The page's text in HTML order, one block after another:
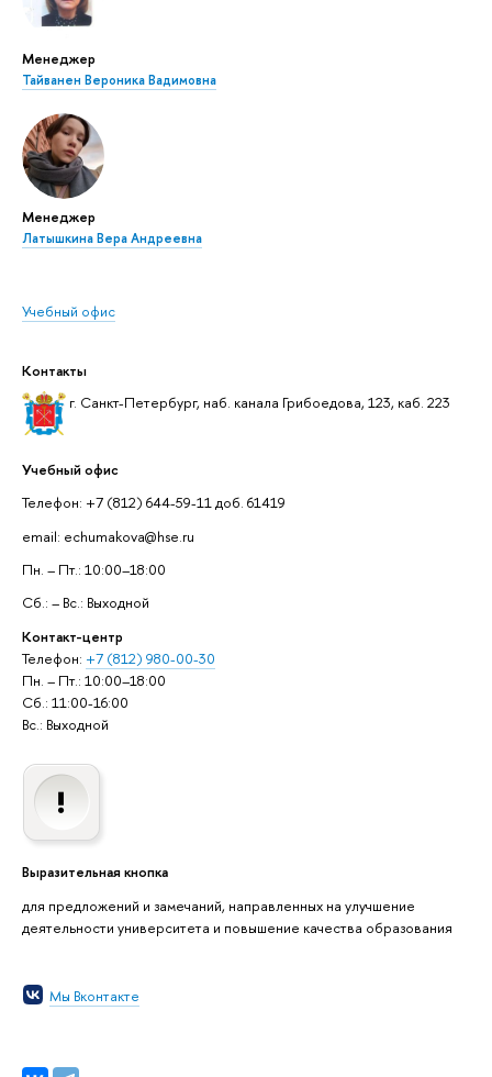
Менеджер
Тайванен Вероника Вадимовна
Менеджер
Латышкина Вера Андреевна
Учебный офис
Контакты
г. Санкт-Петербург, наб. канала Грибоедова, 123, каб. 223
Учебный офис
Телефон: +7 (812) 644-59-11 доб. 61419
email: echumakova@hse.ru
Пн. – Пт.: 10:00–18:00
Сб.: – Вс.: Выходной
Контакт-центр
Телефон: +7 (812) 980-00-30
Пн. – Пт.: 10:00–18:00
Сб.: 11:00-16:00
Вс.: Выходной
Выразительная кнопка
для предложений и замечаний, направленных на улучшение
деятельности университета и повышение качества образования
Мы Вконтакте